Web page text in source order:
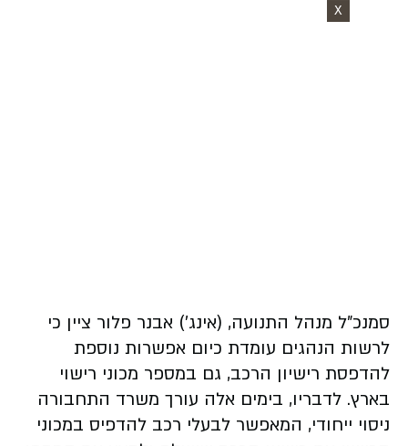
X
סמנכ"ל מנהל התנועה, (אינג') אבנר פלור ציין כי
לרשות הנהגים עומדת כיום אפשרות נוספת
להדפסת רישיון הרכב, גם במספר מכוני רישוי
בארץ. לדבריו, בימים אלה עורך משרד התחבורה
ניסוי ייחודי, המאפשר לבעלי רכב להדפיס במכוני